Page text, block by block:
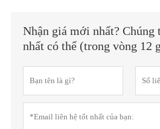
Nhận giá mới nhất?
nhất có thể (trong vòng 12